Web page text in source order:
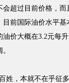
会超过目前价格，
前国际油价水平基
油价大概在3.2元每
，本就不在乎征多